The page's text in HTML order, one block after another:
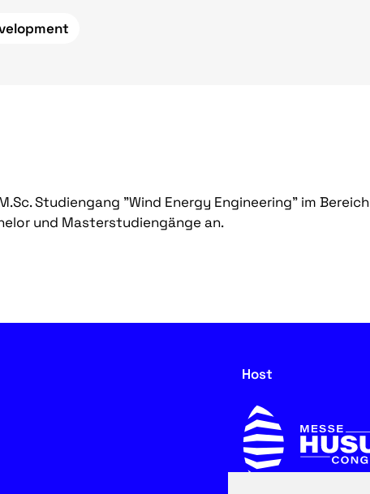
Studiengang "Wind Energy Engineering" im Bereich
und Masterstudiengänge an.
Host